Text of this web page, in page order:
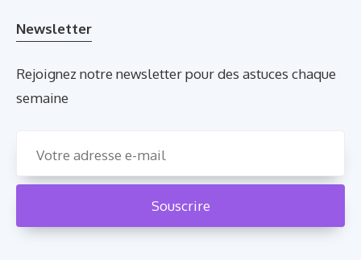
Newsletter
Rejoignez notre newsletter pour des astuces chaque
semaine